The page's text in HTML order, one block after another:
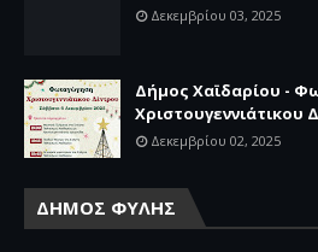
Δεκεμβρίου 03, 2025
Δήμος Χαϊδαρίου -
Χριστουγεννιάτικου
Δεκεμβρίου 02, 2025
ΔΗΜΟΣ ΦΥΛΗΣ